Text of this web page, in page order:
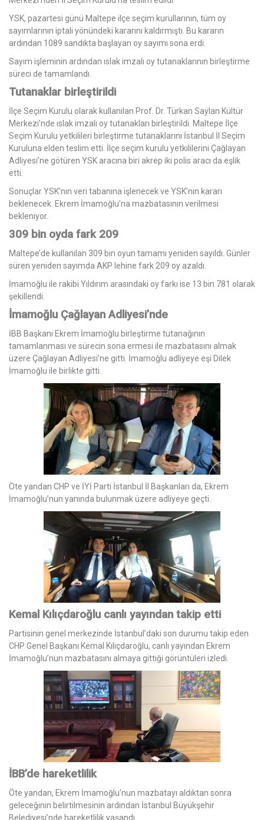
YSK, pazartesi günü Maltepe ilçe seçim kurullarının, tüm oy
sayımlarının iptali yönündeki kararını kaldırmıştı. Bu kararın
ardından 1089 sandıkta başlayan oy sayımı sona erdi.
Sayım işleminin ardından ıslak imzalı oy tutanaklarının birleştirme
süreci de tamamlandı.
Tutanaklar birleştirildi
İlçe Seçim Kurulu olarak kullanılan Prof. Dr. Türkan Saylan Kültür
Merkezi’nde ıslak imzalı oy tutanakları birleştirildi. Maltepe İlçe
Seçim Kurulu yetkilileri birleştirme tutanaklarını İstanbul İl Seçim
Kuruluna elden teslim etti. İlçe seçim kurulu yetkililerini Çağlayan
Adliyesi’ne götüren YSK aracına biri akrep iki polis aracı da eşlik
etti.
Sonuçlar YSK’nın veri tabanına işlenecek ve YSK’nın kararı
beklenecek. Ekrem İmamoğlu’na mazbatasının verilmesi
bekleniyor.
309 bin oyda fark 209
Maltepe’de kullanılan 309 bin oyun tamamı yeniden sayıldı. Günler
süren yeniden sayımda AKP lehine fark 209 oy azaldı.
İmamoğlu ile rakibi Yıldırım arasındaki oy farkı ise 13 bin 781 olarak
şekillendi.
İmamoğlu Çağlayan Adliyesi’nde
İBB Başkanı Ekrem İmamoğlu birleştirme tutanağının
tamamlanması ve sürecin sona ermesi ile mazbatasını almak
üzere Çağlayan Adliyesi’ne gitti. İmamoğlu adliyeye eşi Dilek
İmamoğlu ile birlikte gitti.
Öte yandan CHP ve İYİ Parti İstanbul İl Başkanları da, Ekrem
İmamoğlu’nun yanında bulunmak üzere adliyeye geçti.
Kemal Kılıçdaroğlu canlı yayından takip etti
Partisinin genel merkezinde İstanbul’daki son durumu takip eden
CHP Genel Başkanı Kemal Kılıçdaroğlu, canlı yayından Ekrem
İmamoğlu’nun mazbatasını almaya gittiği görüntüleri izledi.
İBB’de hareketlilik
Öte yandan, Ekrem İmamoğlu’nun mazbatayı aldıktan sonra
geleceğinin belirtilmesinin ardından İstanbul Büyükşehir
Belediyesi’nde hareketlilik yaşandı.